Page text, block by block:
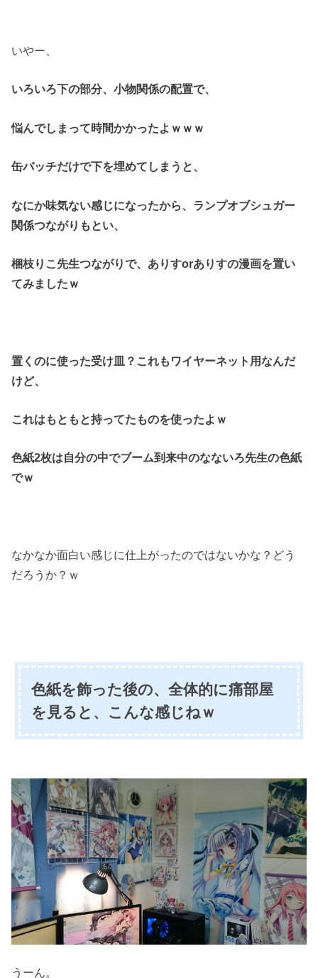
いやー、
いろいろ下の部分、小物関係の配置で、
悩んでしまって時間かかったよｗｗｗ
缶バッチだけで下を埋めてしまうと、
なにか味気ない感じになったから、 ランプオブシュガー
関係つながりもとい、
梱枝りこ先生つながりで、ありすorありすの漫画を置い
てみましたｗ
置くのに使った受け皿？これもワイヤーネット用なんだ
けど、
これはもともと持ってたものを使ったよｗ
色紙2枚は自分の中でブーム到来中のなないろ先生の色紙
でｗ
なかなか面白い感じに仕上がったのではないかな？どう
だろうか？ｗ
色紙を飾った後の、全体的に痛部屋
を見ると、こんな感じねｗ
うーん。